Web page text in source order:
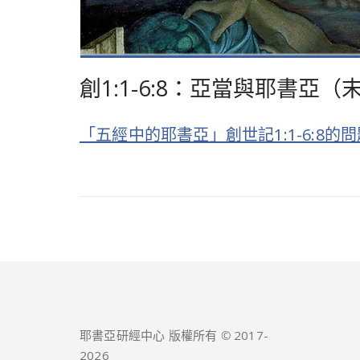
創1:1-6:8：亞當與耶書亞（
「五經中的耶書亞」創世記1:1-6:8的
耶書亞研經中心 版權所有 © 2017-
2026